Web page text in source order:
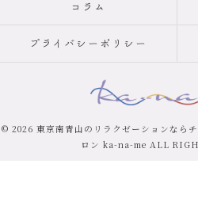
コラム
プライバシーポリシー
© 2026 東京南青山のリラクゼーションなら
ロン ka-na-me ALL